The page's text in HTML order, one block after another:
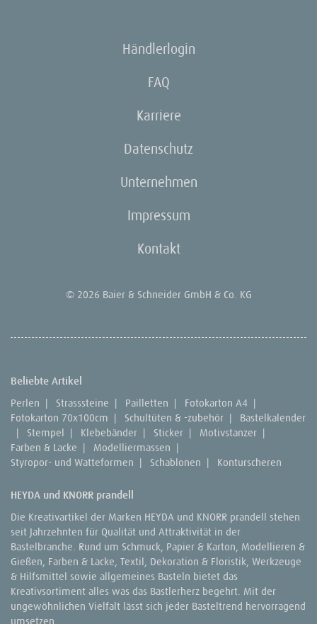
Händlerlogin
FAQ
Karriere
Datenschutz
Unternehmen
Impressum
Kontakt
© 2026 Baier & Schneider GmbH & Co. KG
Beliebte Artikel
Perlen | Strasssteine | Pailletten | Fotokarton A4 |
Fotokarton 70x100cm | Schultüten & -zubehör |
Bastelkalender
|
Stempel | Klebebänder | Sticker | Motivstanzer |
Farben & Lacke | Modelliermassen |
Styropor- und Watteformen | Schablonen | Konturscheren
HEYDA und KNORR prandell
Die Kreativartikel der Marken HEYDA und KNORR prandell stehen
seit Jahrzehnten für Qualität und Attraktivität in der
Bastelbranche. Rund um Schmuck, Papier & Karton, Modellieren &
Gießen, Farben & Lacke, Textil, Dekoration & Floristik, Werkzeuge
& Hilfsmittel sowie allgemeines Basteln bietet das
Kreativsortiment alles was das Bastlerherz begehrt. Mit der
ungewöhnlichen Vielfalt lässt sich jeder Basteltrend hervorragend
umsetzen.